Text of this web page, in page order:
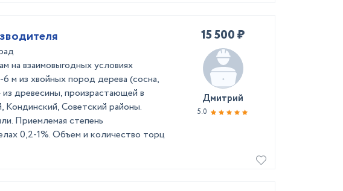
на взаимовыгодных условиях
м из хвойных пород дерева (сосна,
древесины, произрастающей в
Советский районы.
Приемлемая степень
0,2-1%. Объем и количество торц
15 500 ₽
Дмитрий
5.0